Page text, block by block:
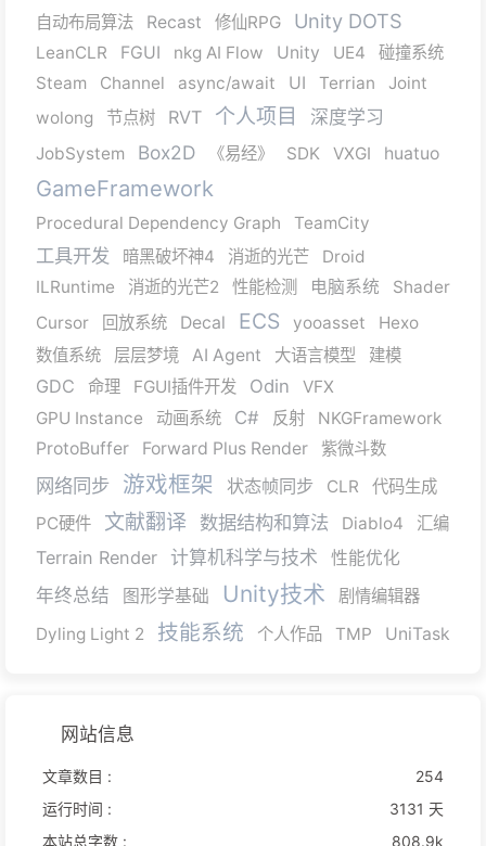
自动布局算法
Recast 修仙RPG Unity DOTS
LeanCLR FGUI nkg AI Flow Unity UE4
碰撞系统
Steam
Channel async/await UI Terrian
Joint
wolong
节点树 RVT 个人项目 深度学习
JobSystem Box2D 《易经》 SDK VXGI huatuo
GameFramework
Procedural Dependency Graph TeamCity
工具开发 暗黑破坏神4 消逝的光芒
Droid
ILRuntime
消逝的光芒2 性能检测 电脑系统
Shader
Cursor
回放系统 Decal ECS yooasset
Hexo
数值系统
层层梦境 AI Agent 大语言模型 建模
GDC 命理 FGUI插件开发 Odin
VFX
GPU Instance
动画系统 C# 反射
NKGFramework
ProtoBuffer
Forward Plus Render 紫微斗数
网络同步 游戏框架 状态帧同步 CLR
代码生成
PC硬件
文献翻译 数据结构和算法 Diablo4 汇编
Terrain Render 计算机科学与技术 性能优化
年终总结 图形学基础 Unity技术
剧情编辑器
Dyling Light 2
技能系统 个人作品 TMP UniTask
网站信息
文章数目 :
254
运行时间 :
3131 天
本站总字数 :
808.9k